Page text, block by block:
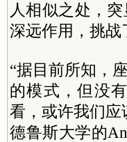
人相似之处，
深远作用，挑
“据目前所知，
的模式，但没
看，或许我们应
德鲁斯大学的